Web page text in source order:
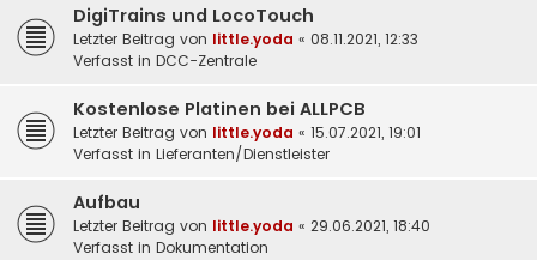
DigiTrains und LocoTouch
Letzter Beitrag von little.yoda « 08.11.2021, 12:33
Verfasst in DCC-Zentrale
Kostenlose Platinen bei ALLPCB
Letzter Beitrag von little.yoda « 15.07.2021, 19:01
Verfasst in Lieferanten/Dienstleister
Aufbau
Letzter Beitrag von little.yoda « 29.06.2021, 18:40
Verfasst in Dokumentation